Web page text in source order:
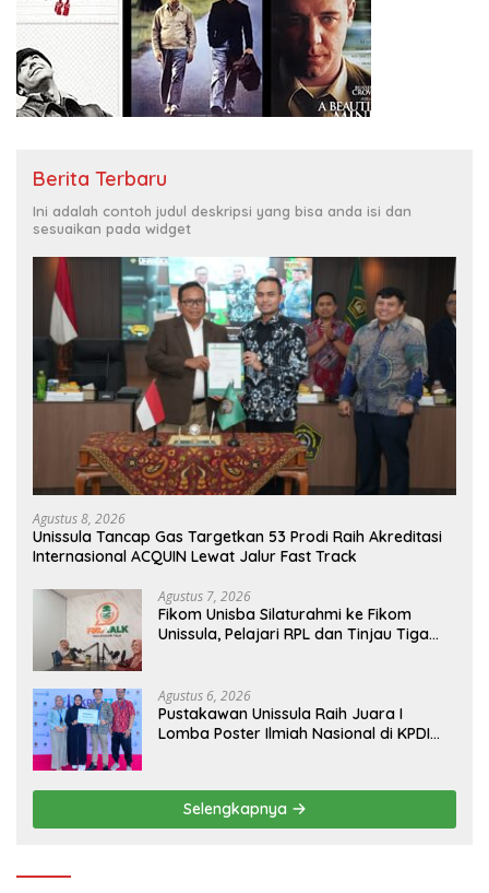
Berita Terbaru
Ini adalah contoh judul deskripsi yang bisa anda isi dan
sesuaikan pada widget
Agustus 8, 2026
Unissula Tancap Gas Targetkan 53 Prodi Raih Akreditasi
Internasional ACQUIN Lewat Jalur Fast Track
Agustus 7, 2026
Fikom Unisba Silaturahmi ke Fikom
Unissula, Pelajari RPL dan Tinjau Tiga
Agustus 6, 2026
Pustakawan Unissula Raih Juara I
Lomba Poster Ilmiah Nasional di KPDI
Selengkapnya